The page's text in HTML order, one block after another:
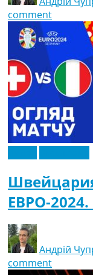
comment
ЕВРО-
Андрій
comment